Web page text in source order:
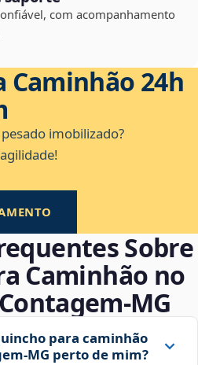
com acompanhamento
Caminhão 24h
imobilizado?
Sobre
Caminhão no
para caminhão
perto de mim?